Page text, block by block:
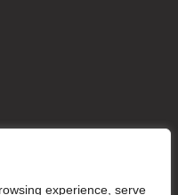
experience, serve